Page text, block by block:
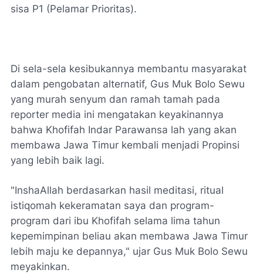
sisa P1 (Pelamar Prioritas).
Di sela-sela kesibukannya membantu masyarakat
dalam pengobatan alternatif, Gus Muk Bolo Sewu
yang murah senyum dan ramah tamah pada
reporter media ini mengatakan keyakinannya
bahwa Khofifah Indar Parawansa lah yang akan
membawa Jawa Timur kembali menjadi Propinsi
yang lebih baik lagi.
"InshaAllah berdasarkan hasil meditasi, ritual
istiqomah kekeramatan saya dan program-
program dari ibu Khofifah selama lima tahun
kepemimpinan beliau akan membawa Jawa Timur
lebih maju ke depannya," ujar Gus Muk Bolo Sewu
meyakinkan.